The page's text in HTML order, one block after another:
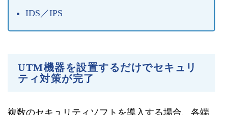
IDS／IPS
UTM機器を設置するだけでセキュリ
ティ対策が完了
複数のセキュリティソフトを導入する場合、各端